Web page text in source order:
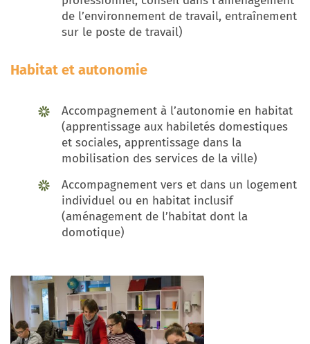
de l’environnement de travail, entraînement
sur le poste de travail)
Habitat et autonomie
Accompagnement à l’autonomie en habitat
(apprentissage aux habiletés domestiques
et sociales, apprentissage dans la
mobilisation des services de la ville)
Accompagnement vers et dans un logement
individuel ou en habitat inclusif
(aménagement de l’habitat dont la
domotique)